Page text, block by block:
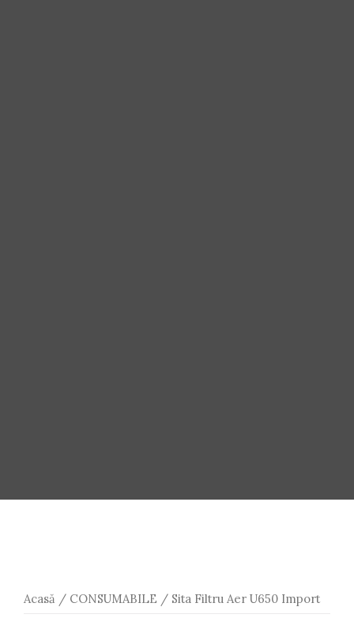
Acasă / CONSUMABILE / Sita Filtru Aer U650 Import